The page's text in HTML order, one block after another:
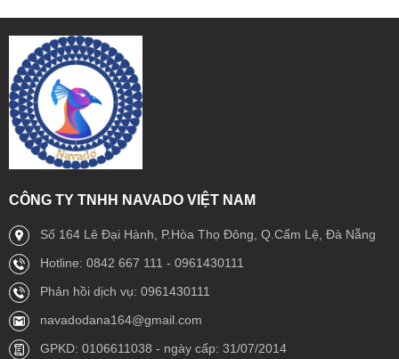
CÔNG TY TNHH NAVADO VIỆT NAM
Số 164 Lê Đại Hành, P.Hòa Thọ Đông, Q.Cẩm Lệ, Đà Nẵng
Hotline: 0842 667 111 - 0961430111
Phản hồi dịch vụ: 0961430111
navadodana164@gmail.com
GPKD: 0106611038 - ngày cấp: 31/07/2014